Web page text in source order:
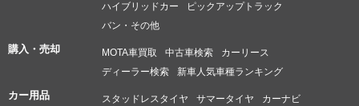
ハイブリッドカー
ピックアップトラック
バン・その他
購入・売却 MOTA車買取 中古車検索
カーリース
ディーラー検索
新車人気車種ランキング
カー用品 スタッドレスタイヤ サマータイヤ カーナビ